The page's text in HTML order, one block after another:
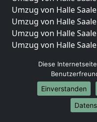
Umzug von Halle
Umzug von Halle
Umzug von Halle
Umzug von Halle
Umzüge-
Umzug von Halle
Umzug von Halle
Umzug von Halle
Diese
Einverstanden